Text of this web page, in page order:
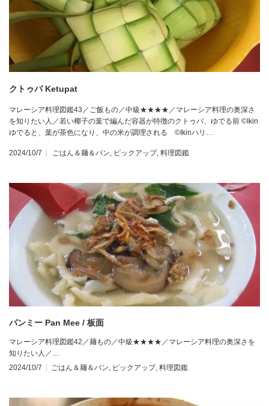
クトゥパ Ketupat
マレーシア料理図鑑43／ご飯もの／中級★★★★／マレーシア料理の奥深さ
を知りたい人／若い椰子の葉で編んだ容器が特徴のクトゥパ、ゆでる前 ©Ikin
ゆでると、葉が茶色になり、中の米が調理される ©Ikinハリ…
2024/10/7 ごはん＆麺＆パン, ピックアップ, 料理図鑑
パンミー Pan Mee / 板面
マレーシア料理図鑑42／麺もの／中級★★★★／マレーシア料理の奥深さを
知りたい人／…
2024/10/7
ごはん＆麺＆パン ピックアップ, 料理図鑑